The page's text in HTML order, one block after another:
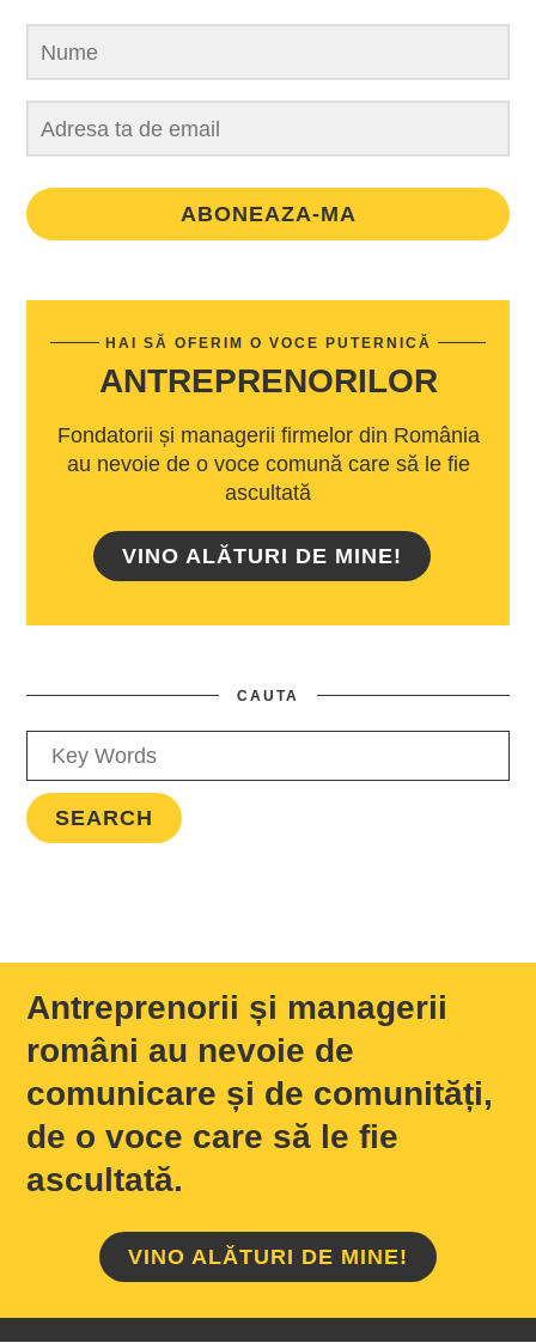
ABONEAZA-MA
HAI SĂ OFERIM O VOCE PUTERNICĂ
ANTREPRENORILOR
Fondatorii și managerii firmelor din România
au nevoie de o voce comună care să le fie
ascultată
VINO ALĂTURI DE MINE!
CAUTA
Antreprenorii și managerii
români au nevoie de
comunicare și de comunități,
de o voce care să le fie
ascultată.
VINO ALĂTURI DE MINE!